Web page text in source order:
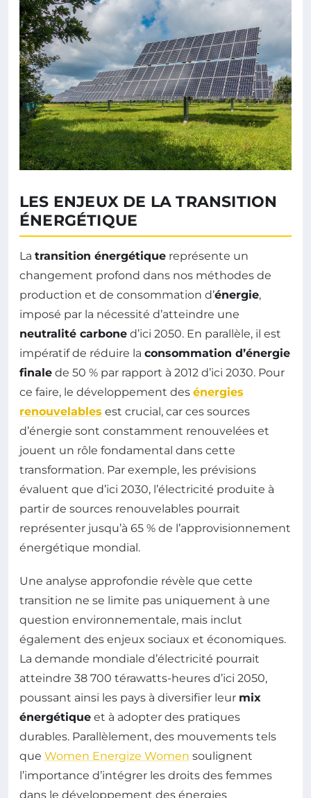
LES ENJEUX DE LA TRANSITION
ÉNERGÉTIQUE
La transition énergétique représente un
changement profond dans nos méthodes de
production et de consommation d’énergie,
imposé par la nécessité d’atteindre une
neutralité carbone d’ici 2050. En parallèle, il est
impératif de réduire la consommation d’énergie
finale de 50 % par rapport à 2012 d’ici 2030. Pour
ce faire, le développement des énergies
renouvelables est crucial, car ces sources
d’énergie sont constamment renouvelées et
jouent un rôle fondamental dans cette
transformation. Par exemple, les prévisions
évaluent que d’ici 2030, l’électricité produite à
partir de sources renouvelables pourrait
représenter jusqu’à 65 % de l’approvisionnement
énergétique mondial.
Une analyse approfondie révèle que cette
transition ne se limite pas uniquement à une
question environnementale, mais inclut
également des enjeux sociaux et économiques.
La demande mondiale d’électricité pourrait
atteindre 38 700 térawatts-heures d’ici 2050,
poussant ainsi les pays à diversifier leur mix
énergétique et à adopter des pratiques
durables. Parallèlement, des mouvements tels
que Women Energize Women soulignent
l’importance d’intégrer les droits des femmes
dans le développement des énergies